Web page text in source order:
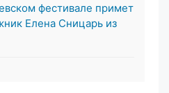
фестивале примет
Елена Сницарь из